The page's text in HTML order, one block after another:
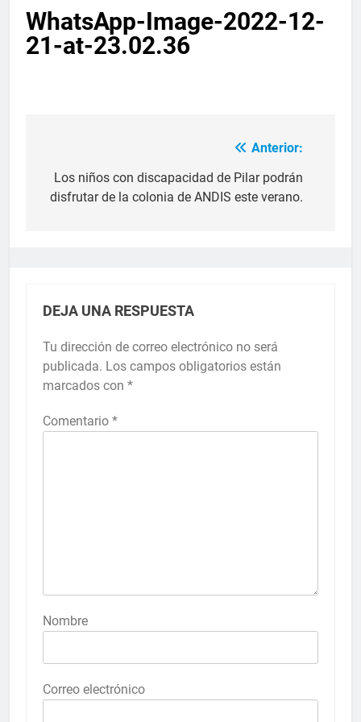
WhatsApp-Image-2022-12-
21-at-23.02.36
Anterior:
Los niños con discapacidad de Pilar podrán
disfrutar de la colonia de ANDIS este verano.
DEJA UNA RESPUESTA
Tu dirección de correo electrónico no será
publicada. Los campos obligatorios están
marcados con *
Comentario *
Nombre
Correo electrónico